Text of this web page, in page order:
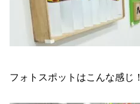
フォトスポットはこんな感じ！